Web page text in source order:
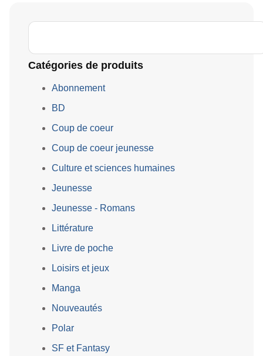
Catégories de produits
Abonnement
BD
Coup de coeur
Coup de coeur jeunesse
Culture et sciences humaines
Jeunesse
Jeunesse - Romans
Littérature
Livre de poche
Loisirs et jeux
Manga
Nouveautés
Polar
SF et Fantasy